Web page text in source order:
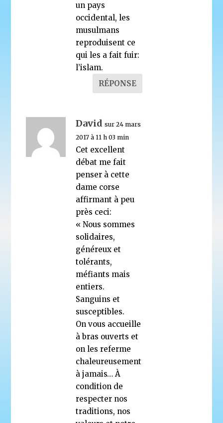
un pays
occidental, les
musulmans
reproduisent ce
qui les a fait fuir:
l’islam.
RÉPONSE
David sur 24 mars
2017 à 11 h 03 min
Cet excellent
débat me fait
penser à cette
dame corse
affirmant à peu
près ceci:
« Nous sommes
solidaires,
généreux et
tolérants,
méfiants mais
entiers.
Sanguins et
susceptibles.
On vous accueille
à bras ouverts et
on les referme
chaleureusement
à jamais… À
condition de
respecter nos
traditions, nos